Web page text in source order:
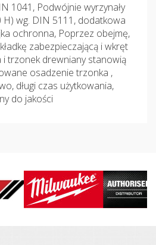
1041, Podwójnie wyrzynały
wg. DIN 5111, dodatkowa
ochronna, Poprzez obejmę,
zabezpieczającą i wkręt
i trzonek drewniany stanowią
osadzenie trzonka ,
długi czas użytkowania,
do jakości